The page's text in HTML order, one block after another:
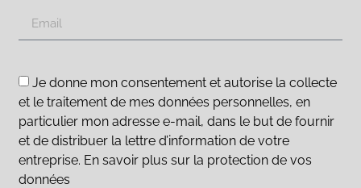
Je donne mon consentement et autorise la collecte
et le traitement de mes données personnelles, en
particulier mon adresse e-mail, dans le but de fournir
et de distribuer la lettre d’information de votre
entreprise. En savoir plus sur la protection de vos
données